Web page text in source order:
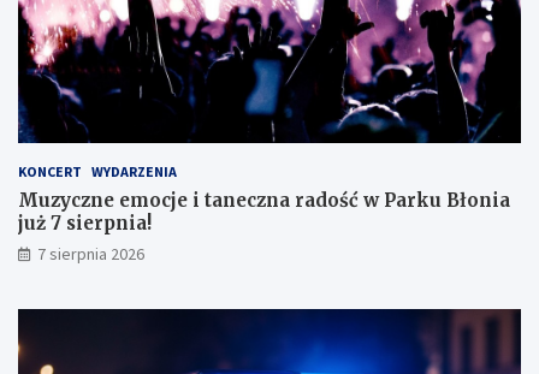
s
k
o
n
a
ł
m
i
w
y
k
a
m
KONCERT WYDARZENIA
Muzyczne emocje i taneczna radość w Parku Błonia
już 7 sierpnia!
7 sierpnia 2026